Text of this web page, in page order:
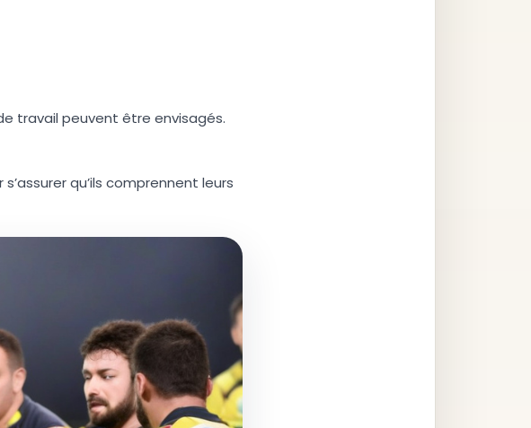
travail peuvent être envisagés.
qu’ils comprennent leurs